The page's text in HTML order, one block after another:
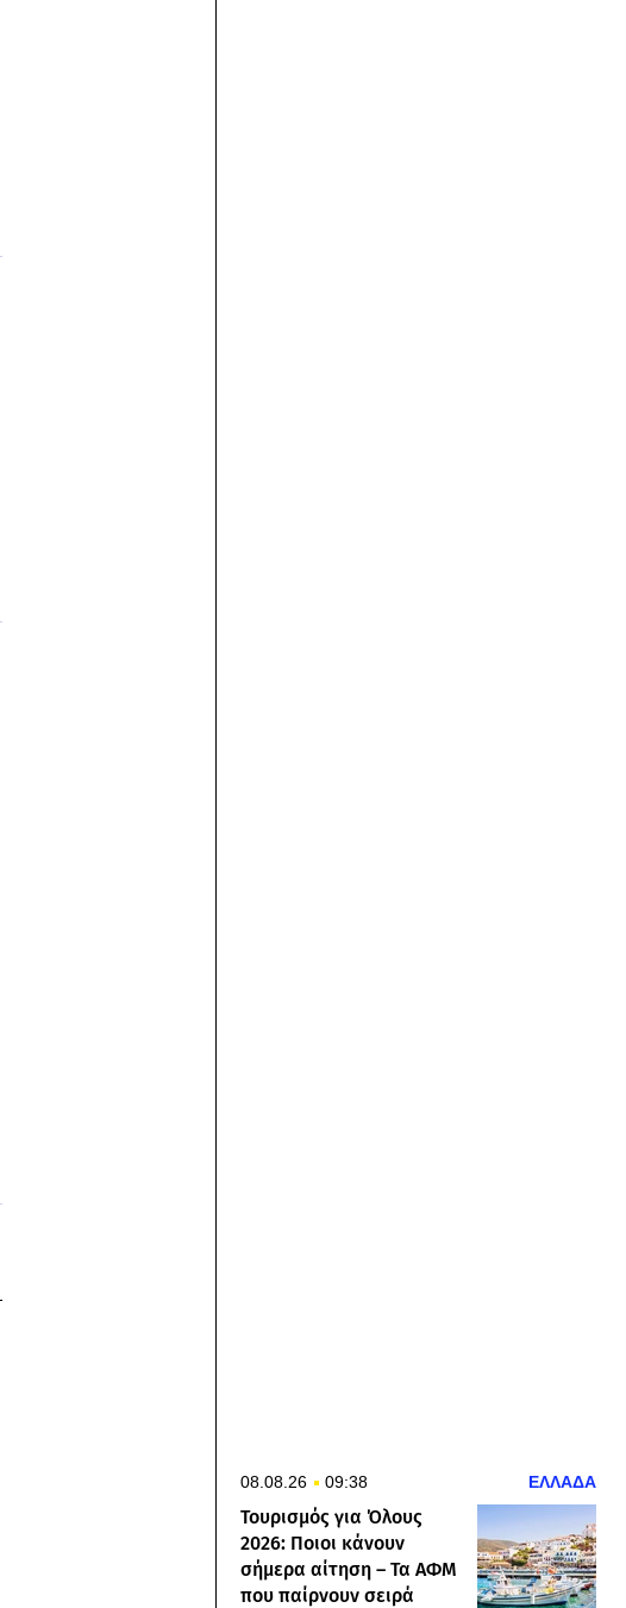
08.08.26 09:38 ΕΛΛΑΔΑ
Τουρισμός για Όλους
2026: Ποιοι κάνουν
σήμερα αίτηση – Τα ΑΦΜ
που παίρνουν σειρά